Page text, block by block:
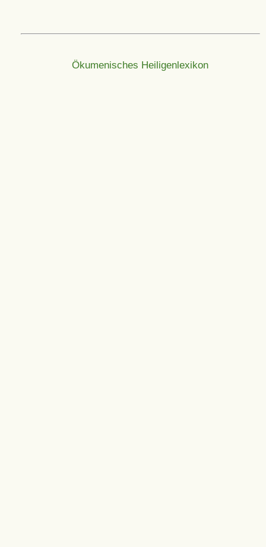
Ökumenisches Heiligenlexikon